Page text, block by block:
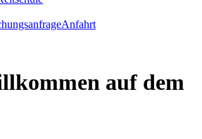
Anfahrt
auf dem